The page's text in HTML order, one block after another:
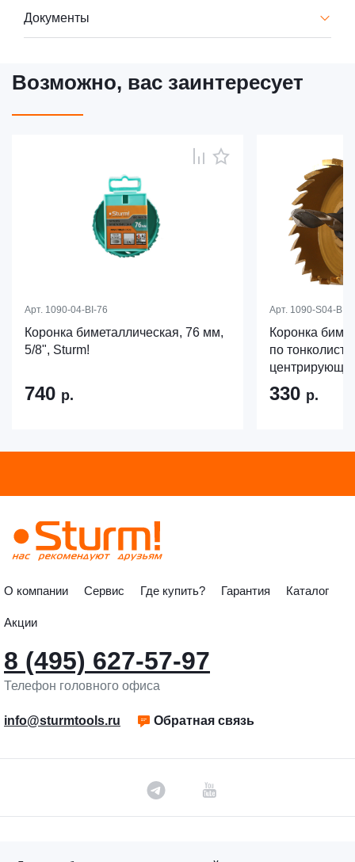
Документы
Возможно, вас заинтересует
Арт. 1090-04-BI-76
Коронка биметаллическая, 76 мм,
5/8", Sturm!
740 р.
Арт. 1090-S04-BI-
Коронка
по
330 р.
О компании Сервис Где купить? Гарантия Каталог
Акции
8 (495) 627-57-97
Телефон головного офиса
info@sturmtools.ru Обратная связь